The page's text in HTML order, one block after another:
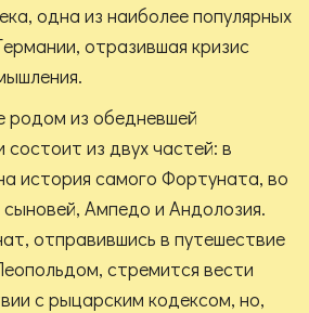
одна из наиболее популярных
отразившая кризис
родом из обедневшей
состоит из двух частей: в
история самого Фортуната, во
Ампедо и Андолозия.
отправившись в путешествие
стремится вести
с рыцарским кодексом, но,